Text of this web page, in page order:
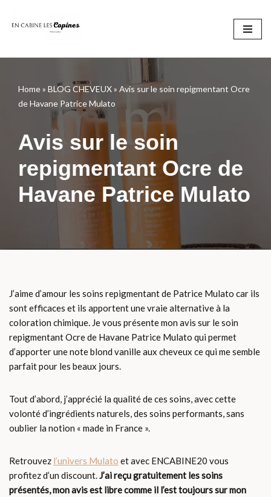
Home» BLOG CHEVEUX» Avis sur le soin repigmentant Ocre
de Havane Patrice Mulato
Avis sur le soin
repigmentant Ocre de
Havane Patrice Mulato
J’aime d’amour les soins repigmentant de Patrice Mulato car ils
sont efficaces et ils apportent une vraie alternative à la
coloration chimique. Je vous présente mon avis sur le soin
repigmentant Ocre de Havane Patrice Mulato qui permet
d’apporter une note blond vanille aux cheveux ce qui me semble
parfait pour les beaux jours.
Tout d’abord, j’apprécié la qualité de ces soins, avec cette
volonté d’ingrédients naturels, des soins performants, sans
oublier la notion « made in France ».
Retrouvez l’univers Mulato et avec ENCABINE20 vous
profitez d’un discount.J’ai reçu gratuitement les soins
présentés, mon avis est libre comme il l’est toujours sur mon